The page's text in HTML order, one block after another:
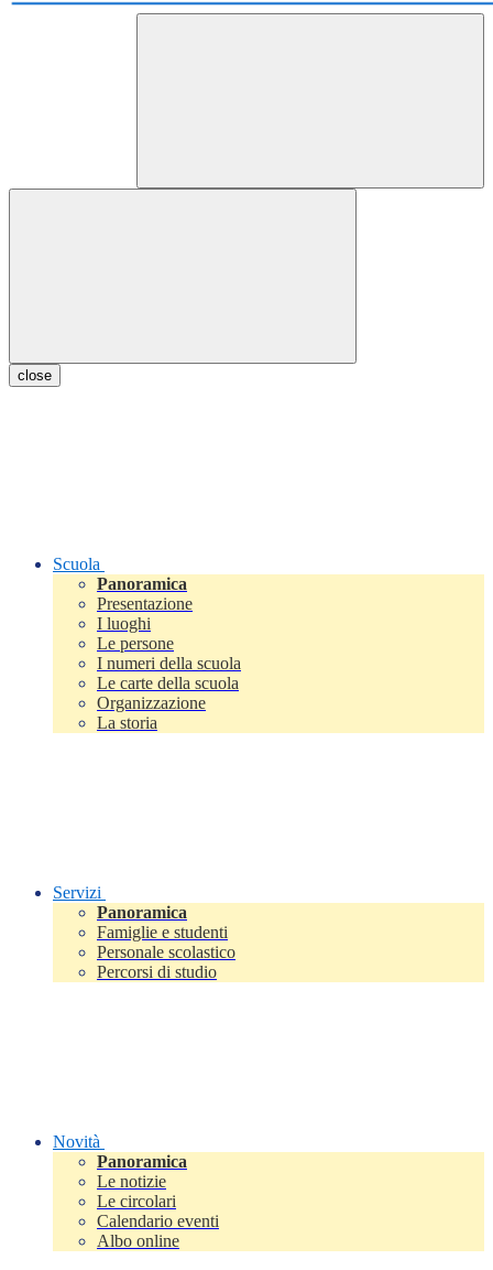
close
Scuola
Panoramica
Presentazione
I luoghi
Le persone
I numeri della scuola
Le carte della scuola
Organizzazione
La storia
Servizi
Panoramica
Famiglie e studenti
Personale scolastico
Percorsi di studio
Novità
Panoramica
Le notizie
Le circolari
Calendario eventi
Albo online